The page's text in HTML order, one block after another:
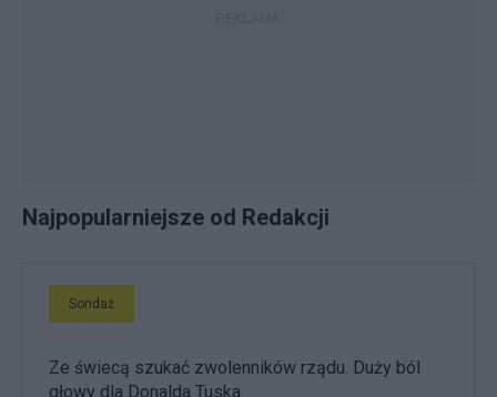
Najpopularniejsze od Redakcji
Sondaż
Ze świecą szukać zwolenników rządu. Duży ból
głowy dla Donalda Tuska